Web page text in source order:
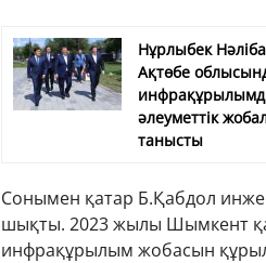
Нұрлыбек
Ақтөбе
әлеуметтік
танысты
Сонымен қатар Б.Қабдол
шықты. 2023 жылы Шымкент
инфрақұрылым жобасын